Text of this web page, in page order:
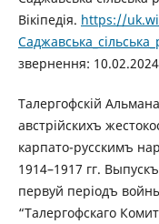
Вікіпедія. https://
звернення:
Талергофскій
австрійскихъ
карпато-русскимъ
1914–1917 гг.
первуй періодъ
“Талергофскаго